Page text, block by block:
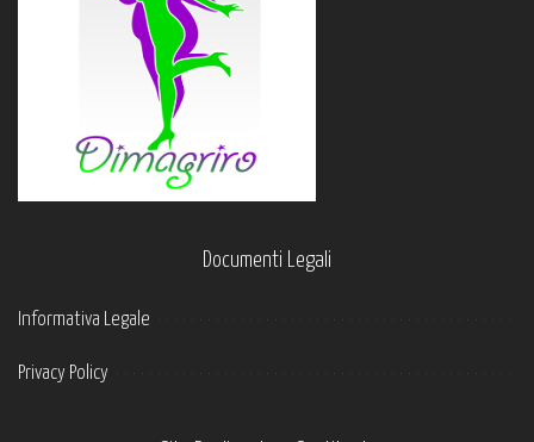
Documenti Legali
Informativa Legale
Privacy Policy